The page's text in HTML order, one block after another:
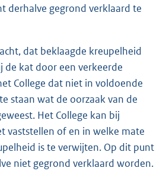
derhalve gegrond verklaard te
dat beklaagde kreupelheid
de kat door een verkeerde
College dat niet in voldoende
staan wat de oorzaak van de
Het College kan bij
vaststellen of en in welke mate
is te verwijten. Op dit punt
niet gegrond verklaard worden.